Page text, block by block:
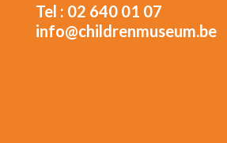
Tel : 02 640 01 07
info@childrenmuseum.be